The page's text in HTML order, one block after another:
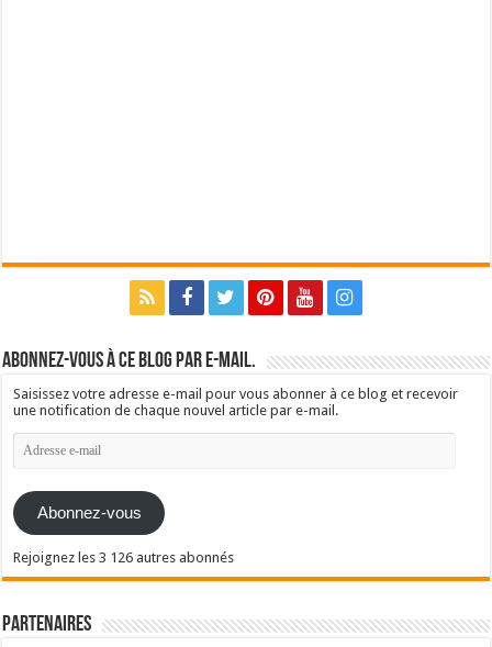
Abonnez-vous à ce blog par e-mail.
Saisissez votre adresse e-mail pour vous abonner à ce blog et recevoir
une notification de chaque nouvel article par e-mail.
Adresse
e-
Abonnez-vous
Rejoignez les 3 126 autres abonnés
Partenaires